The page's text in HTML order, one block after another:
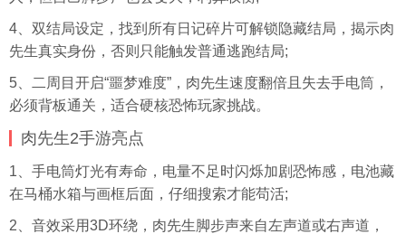
4、双结局设定，找到所有日记碎片可解锁隐藏结局，揭示肉
先生真实身份，否则只能触发普通逃跑结局;
5、二周目开启“噩梦难度”，肉先生速度翻倍且失去手电筒，
必须背板通关，适合硬核恐怖玩家挑战。
肉先生2手游亮点
1、手电筒灯光有寿命，电量不足时闪烁加剧恐怖感，电池藏
在马桶水箱与画框后面，仔细搜索才能苟活;
2、音效采用3D环绕，肉先生脚步声来自左声道或右声道，